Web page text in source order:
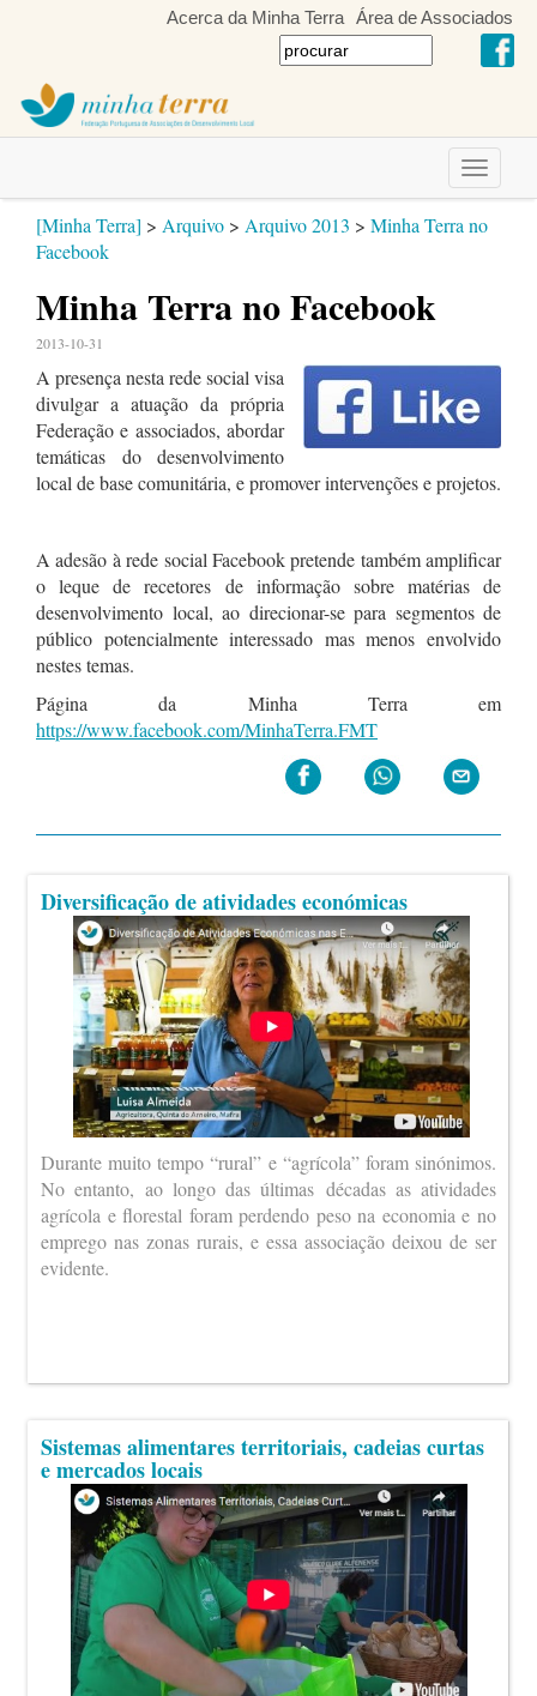
Acerca da Minha Terra Área de Associados
Toggle
[Minha Terra] > Arquivo > Arquivo 2013 > Minha Terra no
Facebook
Minha Terra no Facebook
2013-10-31
A presença nesta rede social visa
divulgar a atuação da própria
Federação e associados, abordar
temáticas do desenvolvimento
local de base comunitária, e promover intervenções e projetos.
A adesão à rede social Facebook pretende também amplificar
o leque de recetores de informação sobre matérias de
desenvolvimento local, ao direcionar-se para segmentos de
público potencialmente interessado mas menos envolvido
nestes temas.
Página da Minha Terra em
https://www.facebook.com/MinhaTerra.FMT
Diversificação de atividades económicas
Durante muito tempo “rural” e “agrícola” foram sinónimos.
No entanto, ao longo das últimas décadas as atividades
agrícola e florestal foram perdendo peso na economia e no
emprego nas zonas rurais, e essa associação deixou de ser
evidente.
Sistemas alimentares territoriais, cadeias curtas
e mercados locais